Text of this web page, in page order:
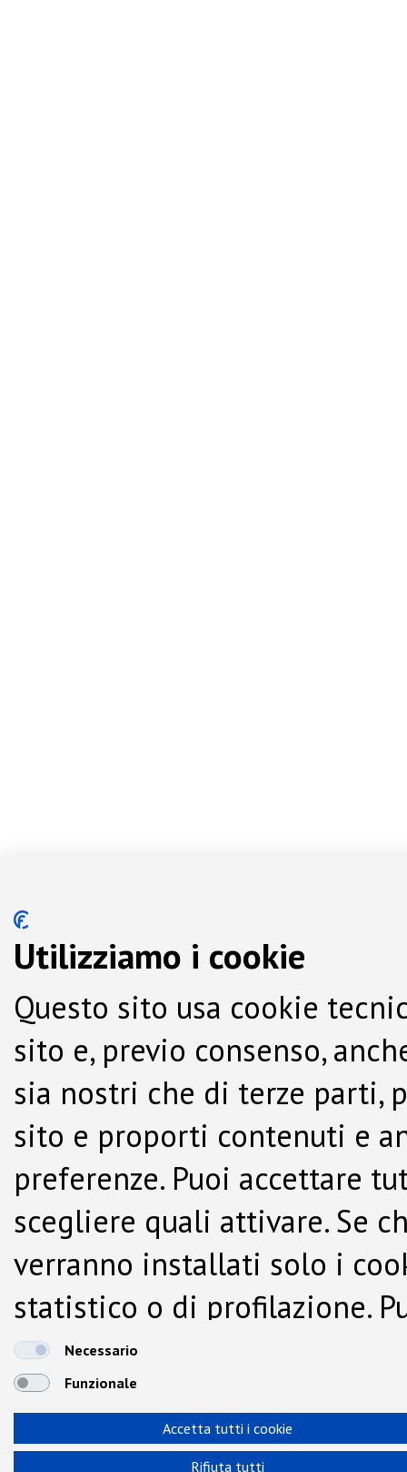
Utilizziamo i cookie
Questo sito usa cookie
sito e, previo consenso,
sia nostri che di terze parti,
sito e proporti contenuti e
preferenze. Puoi accettare
scegliere quali attivare. Se
verranno installati solo i
statistico o di profilazione.
dalla Cookie Policy.
Necessario
Funzionale
Accetta tutti i cookie
Rifiuta tutti